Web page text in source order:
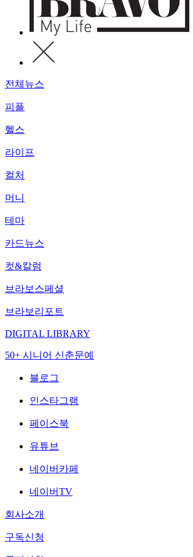
전체뉴스
피플
헬스
라이프
컬처
머니
테마
카드뉴스
컷&칼럼
브라보스페셜
브라보리포트
DIGITAL LIBRARY
50+ 시니어 신춘문예
블로그
인스타그램
페이스북
유튜브
네이버카페
네이버TV
회사소개
구독신청